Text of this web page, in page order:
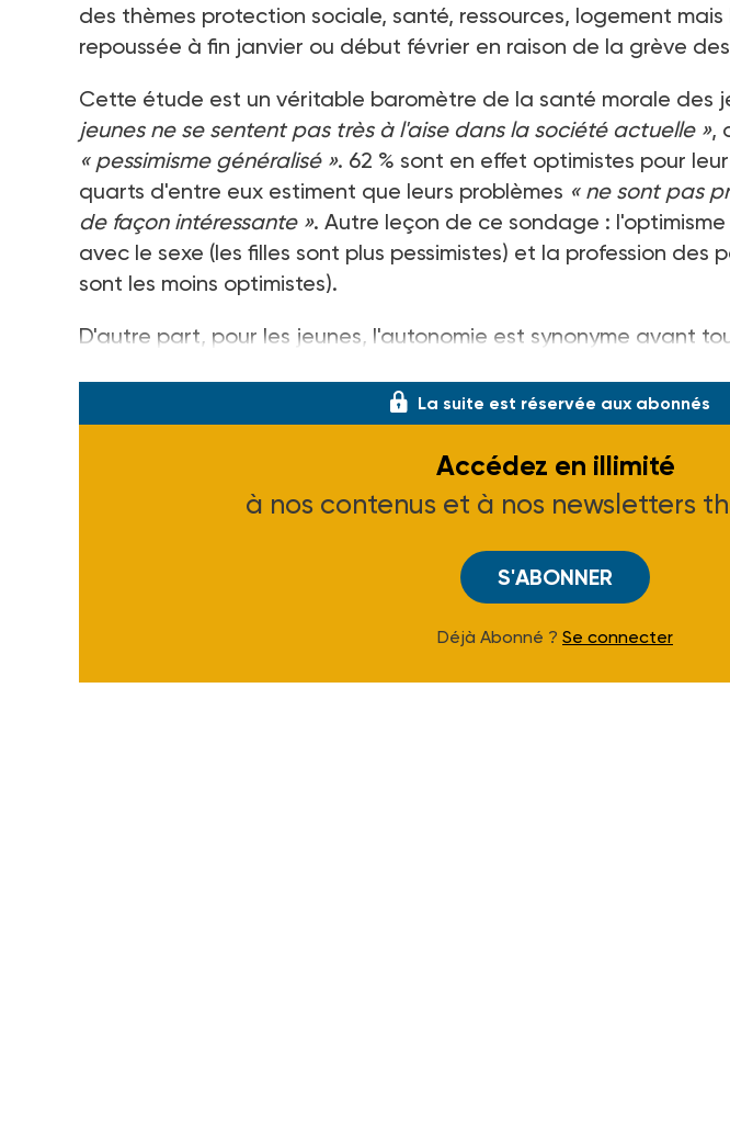
des thèmes protection sociale, santé, ressources, logement
repoussée à fin janvier ou début février en raison de la grève
Cette étude est un véritable baromètre de la santé morale des
jeunes ne se sentent pas très à l'aise dans la société actuelle »,
« pessimisme généralisé ». 62 % sont en effet optimistes pour
quarts d'entre eux estiment que leurs problèmes « ne sont pas
de façon intéressante ». Autre leçon de ce sondage :
avec le sexe (les filles sont plus pessimistes) et la profession des
sont les moins optimistes).
D'autre part, pour les jeunes, l'autonomie est synonyme avant
La suite est réservée aux abonnés
Accédez en illimité
à nos contenus et à nos newsletters
S'ABONNER
Déjà Abonné ? Se connecter